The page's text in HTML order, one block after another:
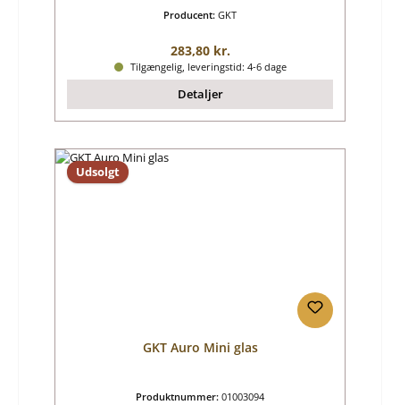
Producent: GKT
Almindelig pris:
283,80 kr.
Tilgængelig, leveringstid: 4-6 dage
Detaljer
Udsolgt
GKT Auro Mini glas
Produktnummer: 01003094